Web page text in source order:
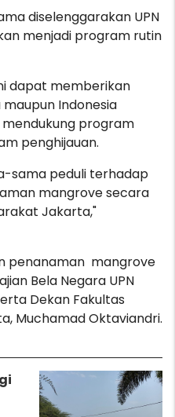
diselenggarakan UPN
menjadi program rutin
dapat memberikan
Indonesia
mendukung program
penghijauan.
sama peduli terhadap
mangrove secara
Jakarta,"
penanaman mangrove
Bela Negara UPN
Dekan Fakultas
Muchamad Oktaviandri.